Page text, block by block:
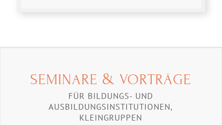
SEMINARE & VORTRÄGE
FÜR BILDUNGS- UND
AUSBILDUNGSINSTITUTIONEN,
KLEINGRUPPEN